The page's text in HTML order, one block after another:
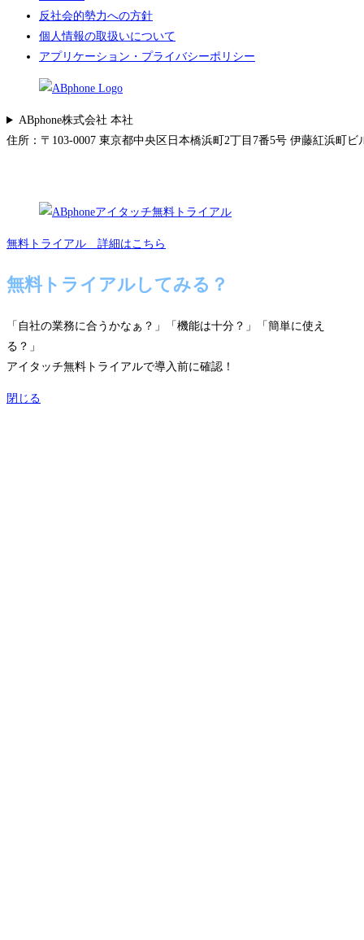
反社会的勢力への方針
個人情報の取扱いについて
アプリケーション・プライバシーポリシー
ABphone株式会社 本社
住所：〒103-0007 東京都中央区日本橋浜町2丁目7番5号 伊藤紅浜町
無料トライアル 詳細はこちら
無料トライアルしてみる？
「自社の業務に合うかなぁ？」「機能は十分？」「簡単に使え
る？」
アイタッチ無料トライアルで導入前に確認！
閉じる